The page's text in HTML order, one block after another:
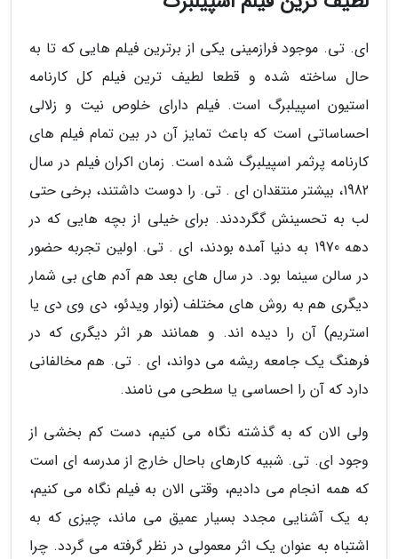
ای. تی. موجود فرازمینی یکی از برترین فیلم هایی که تا به
حال ساخته شده و قطعا لطیف ترین فیلم کل کارنامه
استیون اسپیلبرگ است. فیلم دارای خلوص نیت و زلالی
احساساتی است که باعث تمایز آن در بین تمام فیلم های
کارنامه پرثمر اسپیلبرگ شده است. زمان اکران فیلم در سال
1982، بیشتر منتقدان ای . تی. را دوست داشتند، برخی حتی
لب به تحسینش گگرددند. برای خیلی از بچه هایی که در
دهه 1970 به دنیا آمده بودند، ای . تی. اولین تجربه حضور
در سالن سینما بود. در سال های بعد هم آدم های بی شمار
دیگری هم به روش های مختلف (نوار ویدئو، دی وی دی یا
استریم) آن را دیده اند. و همانند هر اثر دیگری که در
فرهنگ یک جامعه ریشه می دواند، ای . تی. هم مخالفانی
دارد که آن را احساسی یا سطحی می نامند.
ولی الان که به گذشته نگاه می کنیم، دست کم بخشی از
وجود ای. تی. شبیه کارهای باحال خارج از مدرسه ای است
که همه انجام می دادیم، وقتی الان به فیلم نگاه می کنیم،
به یک آشنایی مجدد بسیار عمیق می ماند، چیزی که به
اشتباه به عنوان یک اثر معمولی در نظر گرفته می گردد. چرا